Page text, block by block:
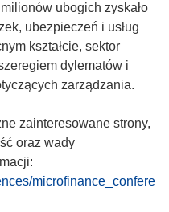
ubogich zyskało
ubezpieczeń i usług
kształcie, sektor
dylematów i
zarządzania.
zainteresowane strony,
oraz wady
microfinance_confere